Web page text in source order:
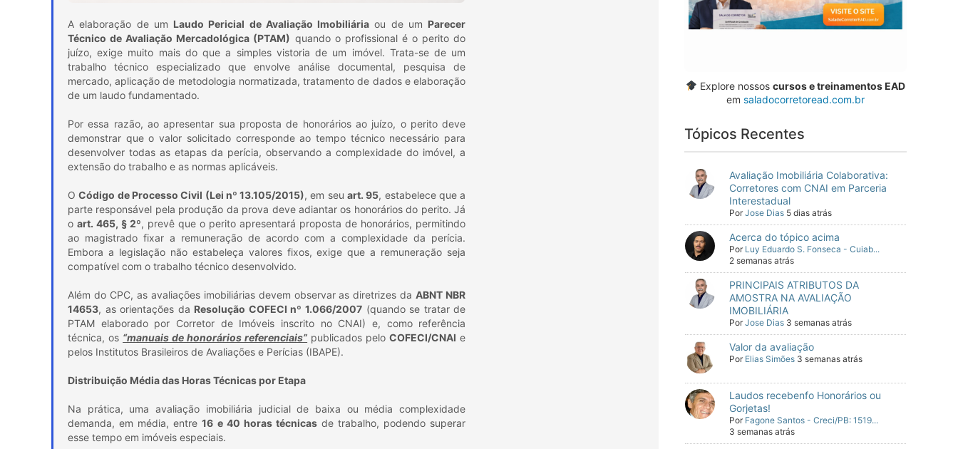
A elaboração de um Laudo Pericial de Avaliação Imobiliária ou de um Parecer
Técnico de Avaliação Mercadológica (PTAM) quando o profissional é o perito do
juízo, exige muito mais do que a simples vistoria de um imóvel. Trata-se de um
trabalho técnico especializado que envolve análise documental, pesquisa de
mercado, aplicação de metodologia normatizada, tratamento de dados e elaboração
de um laudo fundamentado.
Por essa razão, ao apresentar sua proposta de honorários ao juízo, o perito deve
demonstrar que o valor solicitado corresponde ao tempo técnico necessário para
desenvolver todas as etapas da perícia, observando a complexidade do imóvel, a
extensão do trabalho e as normas aplicáveis.
OCódigo de Processo Civil (Lei nº 13.105/2015), em seuart. 95, estabelece que a
parte responsável pela produção da prova deve adiantar os honorários do perito. Já
oart. 465, § 2º, prevê que o perito apresentará proposta de honorários, permitindo
ao magistrado fixar a remuneração de acordo com a complexidade da perícia.
Embora a legislação não estabeleça valores fixos, exige que a remuneração seja
compatível com o trabalho técnico desenvolvido.
Além do CPC, as avaliações imobiliárias devem observar as diretrizes daABNT NBR
14653, as orientações da Resolução COFECI nº 1.066/2007(quando se tratar de
PTAM elaborado por Corretor de Imóveis inscrito no CNAI) e, como referência
técnica, os “manuais de honorários referenciais” publicados peloCOFECI/CNAI e
pelos Institutos Brasileiros de Avaliações e Perícias (IBAPE).
Distribuição Média das Horas Técnicas por Etapa
Na prática, uma avaliação imobiliária judicial de baixa ou média complexidade
demanda, em média, entre16 e 40 horas técnicasde trabalho, podendo superar
esse tempo em imóveis especiais.
Explore nossos cursos e treinamentos EAD
em saladocorretoread.com.br
Tópicos Recentes
Avaliação Imobiliária Colaborativa:
Corretores com CNAI em Parceria
Interestadual
PorJose Dias 5 dias atrás
Acerca do tópico acima
Por Luy Eduardo S. Fonseca - Cuiab...
2 semanas atrás
PRINCIPAIS ATRIBUTOS DA
AMOSTRA NA AVALIAÇÃO
IMOBILIÁRIA
PorJose Dias 3 semanas atrás
Valor da avaliação
Por Elias Simões 3 semanas atrás
Laudos recebenfo Honorários ou
Gorjetas!
Por Fagone Santos - Creci/PB: 1519...
3 semanas atrás